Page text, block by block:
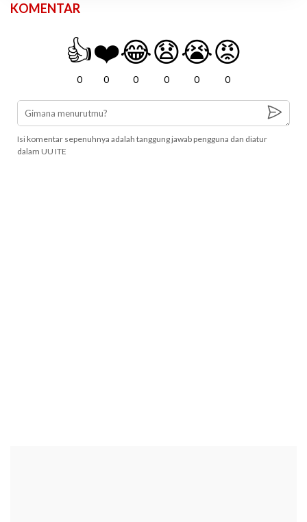
KOMENTAR
👍
0
❤️
0
😂
0
😧
0
😭
0
😡
0
Isi komentar sepenuhnya adalah tanggung jawab pengguna dan diatur
dalam UU ITE